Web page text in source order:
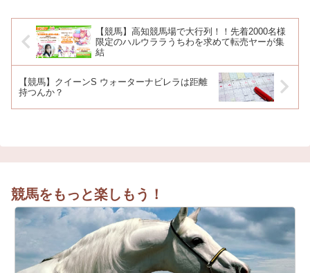
【競馬】高知競馬場で大行列！！先着2000名様
限定のハルウララうちわを求めて転売ヤーが集
結
【競馬】クイーンS ウォーターナビレラは距離
持つんか？
競馬をもっと楽しもう！